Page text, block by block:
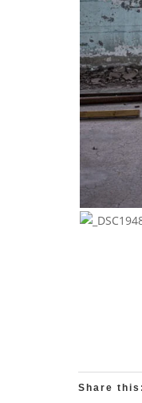
Share this: